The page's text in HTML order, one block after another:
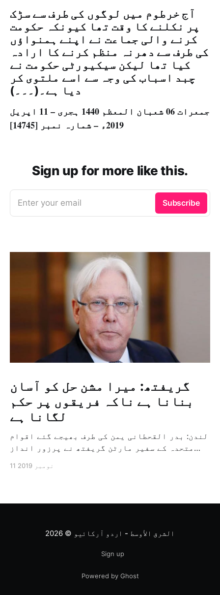
آج خرطوم میں لوگوں کی طرف سے سڑک
پر نکلنے کا وقت تھا کیونکہ حکومت
کرنے والی جماعت نے اپنے ہمنواؤں
کی طرف سے دھرنہ منظم کرنے کا ارادہ
کیا تھا لیکن سیکیورٹی حکومت نے
چبد اسباب کی وجہ سے اسے ملتوی کر
دیا ہے۔(۔۔۔)
جمعرات 06 شعبان المعظم 1440 ہجری – 11 اپریل
2019ء – شمارہ نمبر [14745]
Sign up for more like this.
Enter your email Subscribe
گریفتھ: میرا مشن حل کو آسان
بنانا ہے ناکہ فریقوں پر حکم
لگانا ہے
لندن: بدر القحطانی یمن کی طرف بھیجے گئے اقوام
متحدہ کے سفیر مارٹن گریفتھ نے پرزور انداز
ثالثی اور اس کشمکش کی حدبندی کرنے کے لئے ایک
11 نومبر 2019
الشرق الأوسط - اردو آرکائیو © 2026
Sign up
Powered by Ghost